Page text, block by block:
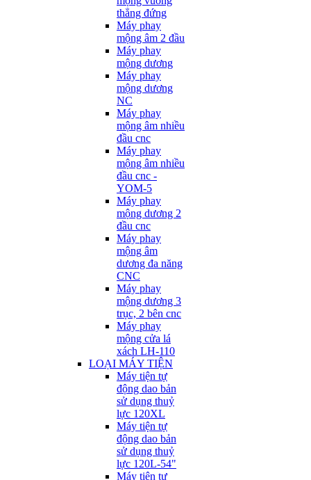
thẳng đứng
Máy phay
mộng âm 2 đầu
Máy phay
mộng dương
Máy phay
mộng dương
NC
Máy phay
mộng âm nhiều
đầu cnc
Máy phay
mộng âm nhiều
đầu cnc -
YOM-5
Máy phay
mộng dương 2
đầu cnc
Máy phay
mộng âm
dương đa năng
CNC
Máy phay
mộng dương 3
trục, 2 bên cnc
Máy phay
mộng cửa lá
xách LH-110
LOẠI MÁY TIỆN
Máy tiện tự
động dao bản
sử dụng thuỷ
lực 120XL
Máy tiện tự
động dao bản
sử dụng thuỷ
lực 120L-54"
Máy tiện tự